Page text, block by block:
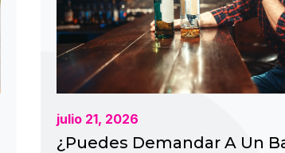
julio 21, 2026
¿Puedes Demandar A Un